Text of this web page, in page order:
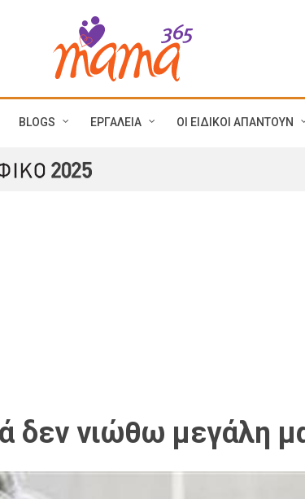
BLOGS ΕΡΓΑΛΕΙΑ ΟΙ ΕΙΔΙΚΟΙ ΑΠΑΝΤΟΥΝ
δεν νιώθω μεγάλη